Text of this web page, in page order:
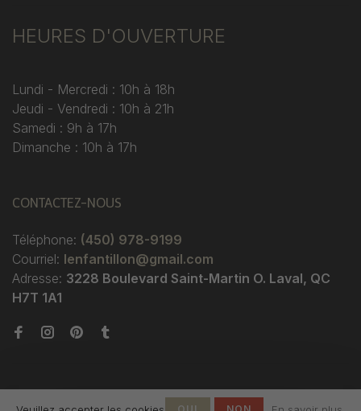
HEURES D'OUVERTURE
Lundi - Mercredi : 10h à 18h
Jeudi - Vendredi : 10h à 21h
Samedi : 9h à 17h
Dimanche : 10h à 17h
CONTACTEZ-NOUS
Téléphone: (450) 978-9199
Courriel: lenfantillon@gmail.com
Adresse: 3228 Boulevard Saint-Martin O. Laval, QC
H7T 1A1